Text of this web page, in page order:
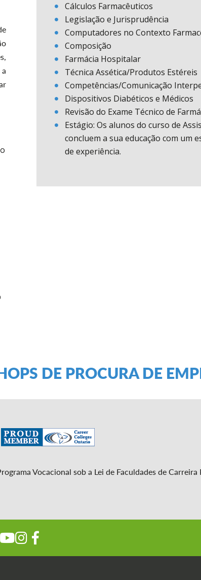
Cálculos Farmacêuticos
Legislação e Jurisprudência
Computadores no Contexto
Composição
Farmácia Hospitalar
Técnica Assética/Produtos Estéreis
Competências/Comunicação
Dispositivos Diabéticos e Médicos
Revisão do Exame Técnico de
Estágio: Os alunos do curso de
concluem a sua educação com um
de experiência.
DE PROCURA DE
Vocacional sob a Lei de Faculdades de Carreira